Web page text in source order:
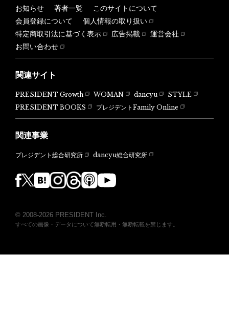
お知らせ 著者一覧
このサイトについて
会員登録について
個人情報の取り扱い
特定商取引法に基づく表示
広告掲載
運営会社
お問い合わせ
関連サイト
PRESIDENT Growth WOMAN dancyu
STYLE
PRESIDENT BOOKS
プレジデントFamily Online
関連事業
プレジデント総合研究所 dancyu総合研究所
© 2008-2026 PRESIDENT Inc.
すべての画像・データについて無断転用・無断転載を禁じます。